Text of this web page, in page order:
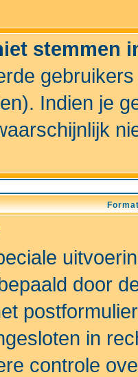
stemmen
Indien je
door
in
controle